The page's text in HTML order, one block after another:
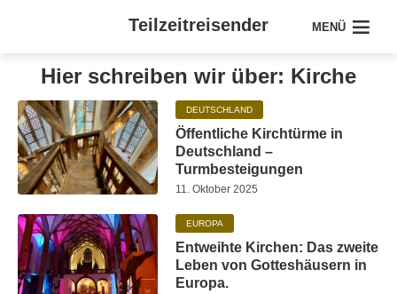
Teilzeitreisender MENÜ
Hier schreiben wir über: Kirche
DEUTSCHLAND
Öffentliche Kirchtürme in
Deutschland –
Turmbesteigungen
11. Oktober 2025
EUROPA
Entweihte Kirchen: Das zweite
Leben von Gotteshäusern in
Europa.